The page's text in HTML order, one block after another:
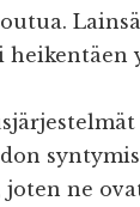
heikentäen
ne